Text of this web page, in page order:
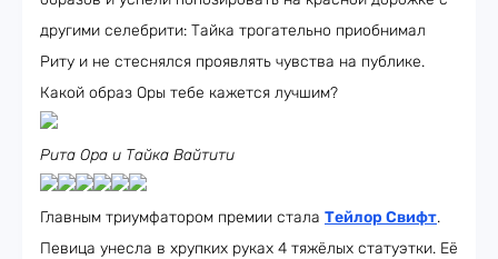
другими селебрити: Тайка трогательно приобнимал
Риту и не стеснялся проявлять чувства на публике.
Какой образ Оры тебе кажется лучшим?
Рита Ора и Тайка Вайтити
Главным триумфатором премии стала Тейлор Свифт.
Певица унесла в хрупких руках 4 тяжёлых статуэтки. Её